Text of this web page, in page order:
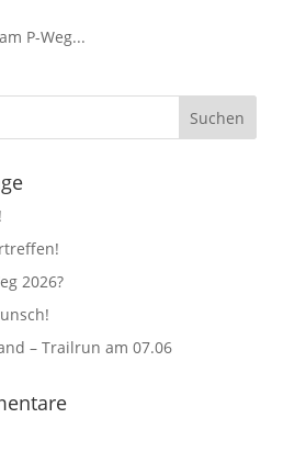
P-Weg...
2026?
– Trailrun am 07.06